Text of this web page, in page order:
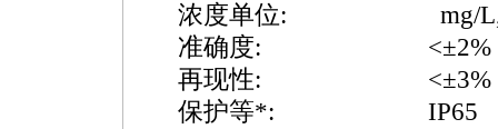
浓度单位: mg/
准确度: <±2%
再现性: <±3%
保护等*: IP65